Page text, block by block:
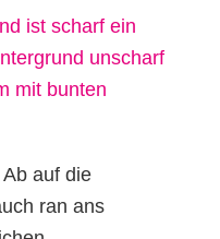
auf die
ran ans